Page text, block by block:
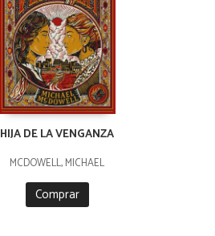
HIJA DE LA VENGANZA
MCDOWELL, MICHAEL
Comprar